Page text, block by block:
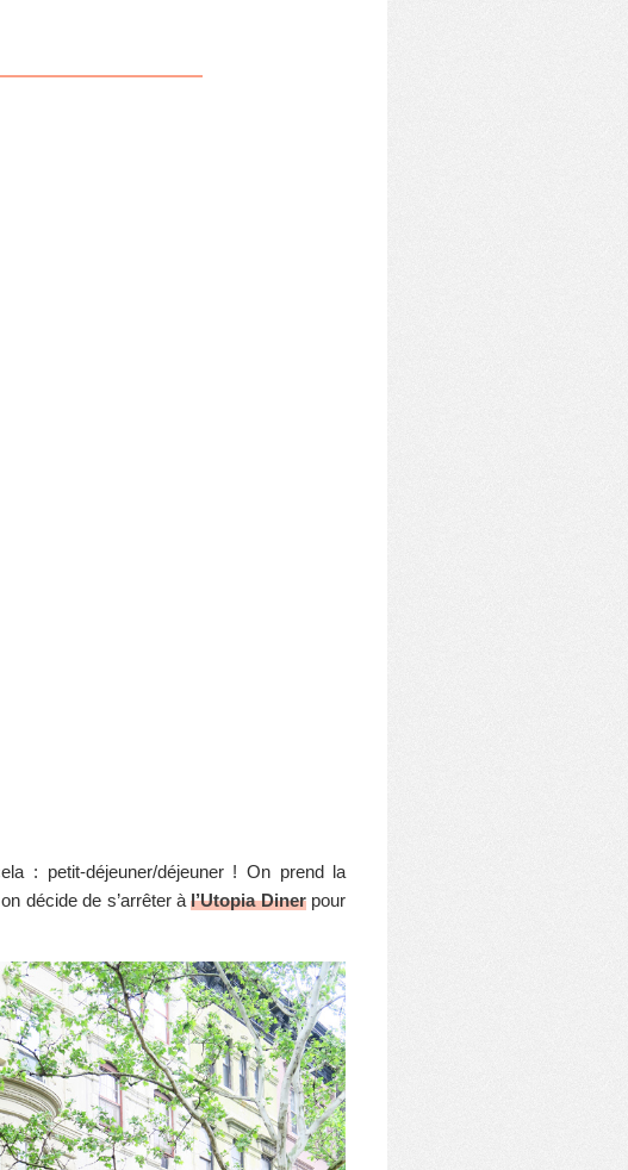
: petit-déjeuner/déjeuner ! On prend la
décide de s’arrêter àl’Utopia Dinerpour